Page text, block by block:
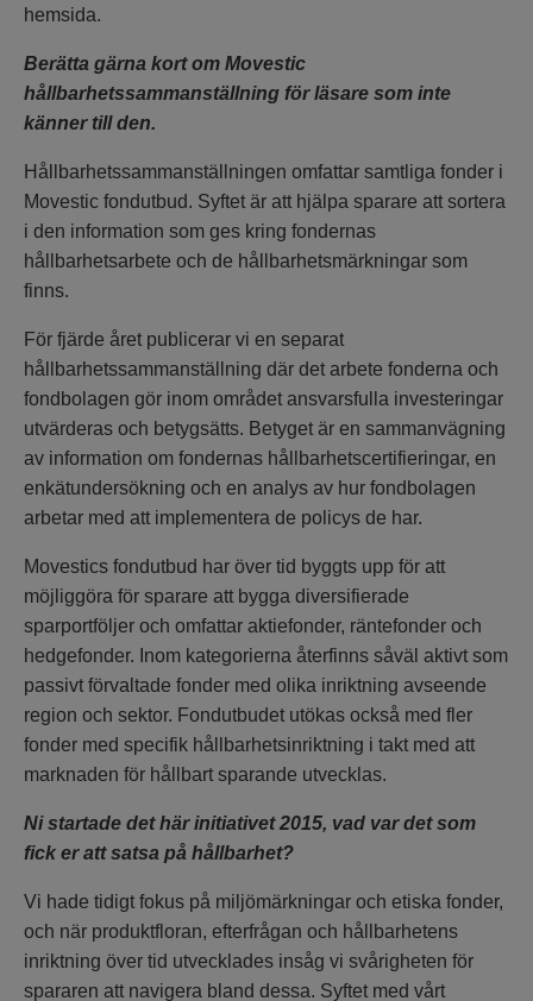
hemsida.
Berätta gärna kort om Movestic
hållbarhetssammanställning för läsare som inte
känner till den.
Hållbarhetssammanställningen omfattar samtliga fonder i
Movestic fondutbud. Syftet är att hjälpa sparare att sortera
i den information som ges kring fondernas
hållbarhetsarbete och de hållbarhetsmärkningar som
finns.
För fjärde året publicerar vi en separat
hållbarhetssammanställning där det arbete fonderna och
fondbolagen gör inom området ansvarsfulla investeringar
utvärderas och betygsätts. Betyget är en sammanvägning
av information om fondernas hållbarhetscertifieringar, en
enkätundersökning och en analys av hur fondbolagen
arbetar med att implementera de policys de har.
Movestics fondutbud har över tid byggts upp för att
möjliggöra för sparare att bygga diversifierade
sparportföljer och omfattar aktiefonder, räntefonder och
hedgefonder. Inom kategorierna återfinns såväl aktivt som
passivt förvaltade fonder med olika inriktning avseende
region och sektor. Fondutbudet utökas också med fler
fonder med specifik hållbarhetsinriktning i takt med att
marknaden för hållbart sparande utvecklas.
Ni startade det här initiativet 2015, vad var det som
fick er att satsa på hållbarhet?
Vi hade tidigt fokus på miljömärkningar och etiska fonder,
och när produktfloran, efterfrågan och hållbarhetens
inriktning över tid utvecklades insåg vi svårigheten för
spararen att navigera bland dessa. Syftet med vårt